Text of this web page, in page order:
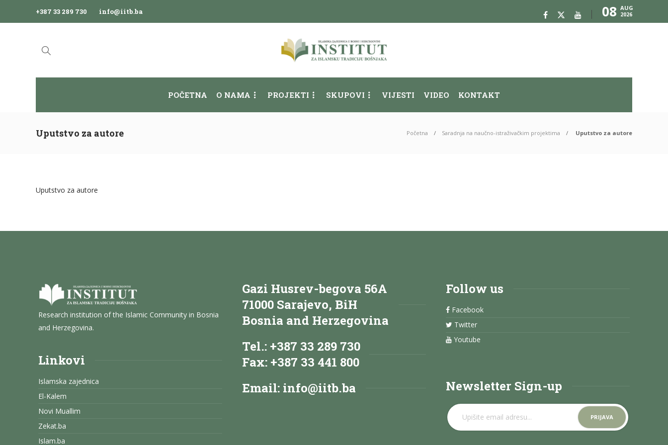
+387 33 289 730 info@iitb.ba 08 AUG
2026
POČETNA O NAMA PROJEKTI SKUPOVI VIJESTI VIDEO KONTAKT
Uputstvo za autore Početna Saradnja na naučno-istraživačkim projektima Uputstvo za autore
Uputstvo za autore
Research institution of the Islamic Community in Bosnia
and Herzegovina.
Linkovi
Islamska zajednica
El-Kalem
Novi Muallim
Zekat.ba
Islam.ba
Gazi Husrev-begova 56A
71000 Sarajevo, BiH
Bosnia and Herzegovina
Tel.: +387 33 289 730
Fax: +387 33 441 800
Email: info@iitb.ba
Follow us
Facebook
Twitter
Youtube
Newsletter Sign-up